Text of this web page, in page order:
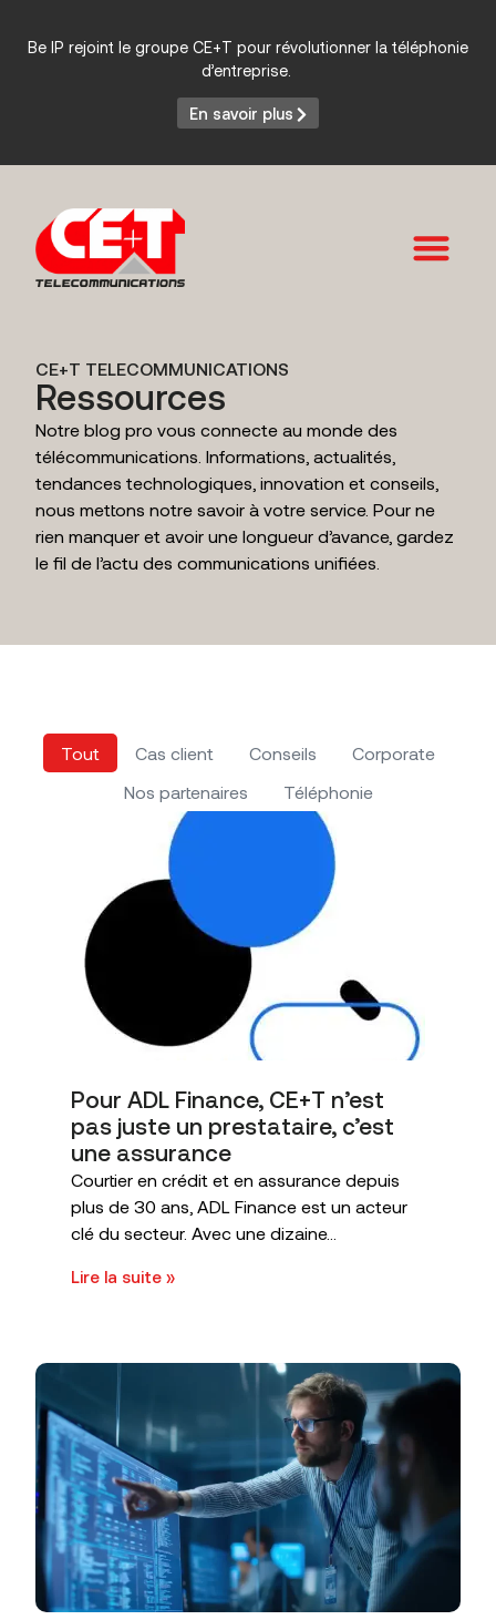
Be IP rejoint le groupe CE+T pour révolutionner la téléphonie
d’entreprise.
En savoir plus
CE+T TELECOMMUNICATIONS
Ressources
Notre blog pro vous connecte au monde des
télécommunications. Informations, actualités,
tendances technologiques, innovation et conseils,
nous mettons notre savoir à votre service. Pour ne
rien manquer et avoir une longueur d’avance, gardez
le fil de l’actu des communications unifiées.
Cas client Conseils
Corporate
Nos partenaires
Téléphonie
Tout
Pour ADL Finance, CE+T n’est
pas juste un prestataire, c’est
une assurance
Courtier en crédit et en assurance depuis
plus de 30 ans, ADL Finance est un acteur
clé du secteur. Avec une dizaine...
Lire la suite »